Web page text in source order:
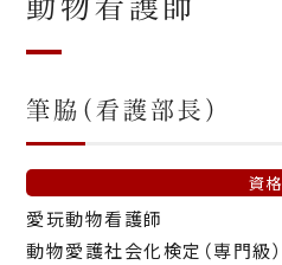
筆脇（看護部長）
資格
愛玩動物看護師
動物愛護社会化検定（専門級）